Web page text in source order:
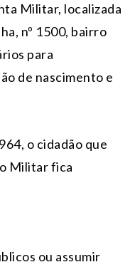
Militar, localizada
nº 1500, bairro
para
de nascimento e
o cidadão que
Militar fica
ou assumir